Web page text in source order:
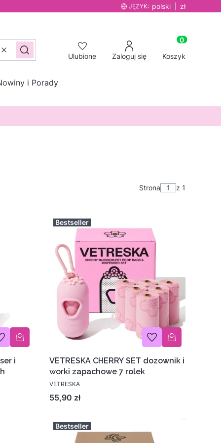
JĘZYK: polski zł
WyczyśćSzukaj Ulubione Zaloguj się
Produkty w
Koszyk
i Porady
Strona z 1
i
Bestseller
VETRESKA CHERRY SET dozownik i
worki zapachowe 7 rolek
VETRESKA
Cena
55,90 zł
Bestseller